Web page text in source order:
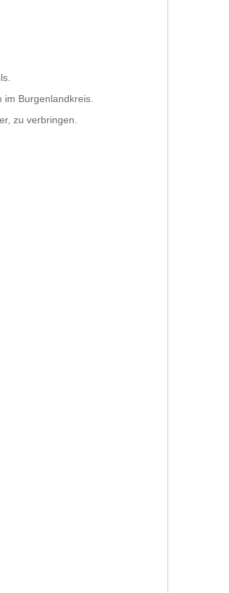
Burgenlandkreis.
zu verbringen.